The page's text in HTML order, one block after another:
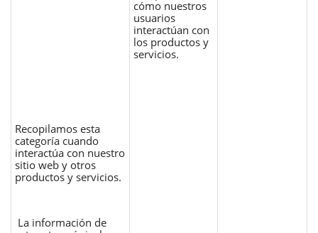
Recopilamos esta
categoría cuando
interactúa con nuestro
sitio web y otros
productos y servicios.
La información de
cómo nuestros
usuarios
interactúan con
los productos y
servicios.